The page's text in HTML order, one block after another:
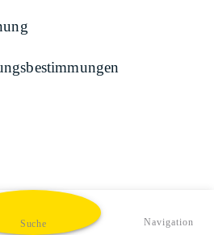
Suche Navigation